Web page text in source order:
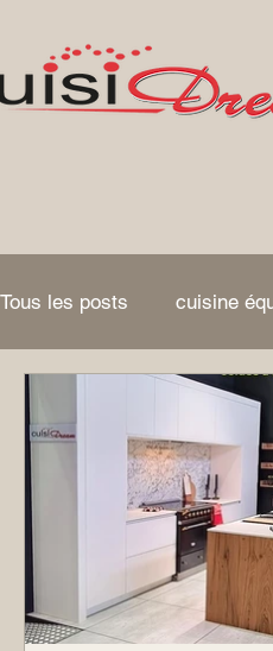
Tous les posts cuisine